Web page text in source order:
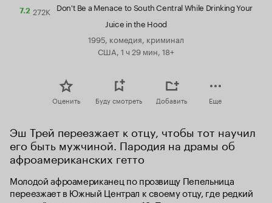
7.2Рейтинг
272K Don't Be a Menace to South Central While Drinking Your
Juice in the Hood
1995, комедия, криминал
США, 1 ч 29 мин, 18+
Оценить Буду смотреть Добавить Еще
Эш Трей переезжает к отцу, чтобы тот научил
его быть мужчиной. Пародия на драмы об
афроамериканских гетто
Молодой афроамериканец по прозвищу Пепельница
переезжает в Южный Централ к своему отцу, где редкий